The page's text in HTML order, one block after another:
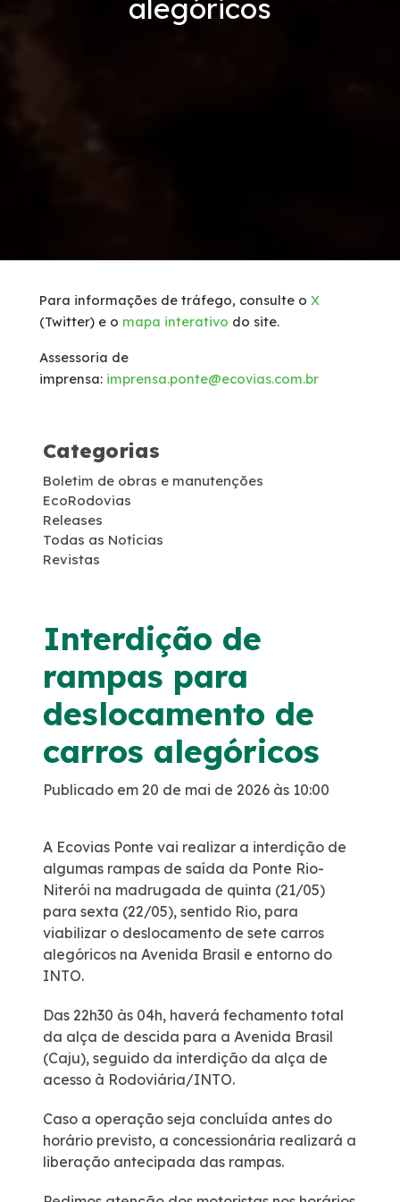
Links Úteis
Carta ao Usuário
Notícias
Sustentabilidade
Projetos Socioambientais
Compromisso de Regularização Ambiental
Compromisso Ambiental
Iconografia - A Ponta do Caju
Atendimento
Ouvidoria
Fale Conosco
Dúvidas
Fornecedores
Trabalhe Conosco
alegóricos
Para informações de tráfego, consulte o X
(Twitter) e o mapa interativo do site.
Assessoria de
imprensa: imprensa.ponte@ecovias.com.br
Categorias
Boletim de obras e manutenções
EcoRodovias
Releases
Todas as Notícias
Revistas
Interdição de
rampas para
deslocamento de
carros alegóricos
Publicado em 20 de mai de 2026 às 10:00
A Ecovias Ponte vai realizar a interdição de
algumas rampas de saída da Ponte Rio-
Niterói na madrugada de quinta (21/05)
para sexta (22/05), sentido Rio, para
viabilizar o deslocamento de sete carros
alegóricos na Avenida Brasil e entorno do
INTO.
Das 22h30 às 04h, haverá fechamento total
da alça de descida para a Avenida Brasil
(Caju), seguido da interdição da alça de
acesso à Rodoviária/INTO.
Caso a operação seja concluída antes do
horário previsto, a concessionária realizará a
liberação antecipada das rampas.